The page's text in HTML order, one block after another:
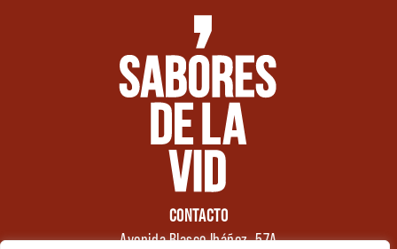
CONTACTO
Avenida Blasco Ibáñez, 57A